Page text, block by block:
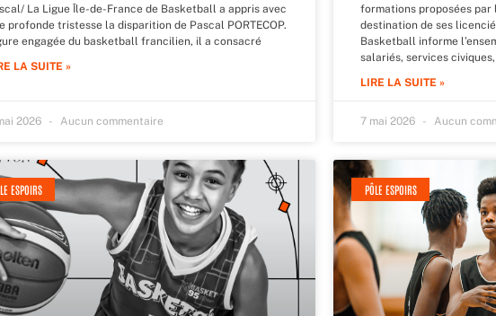
La Ligue Île-de-France de Basketball a appris avec
profonde tristesse la disparition de Pascal PORTECOP.
engagée du basketball francilien, il a consacré
LA SUITE »
2026 Aucun commentaire
formations proposées par
destination de ses
Basketball informe
salariés, services civiques,
LIRE LA SUITE »
7 mai 2026 Aucun
ESPOIRS PÔLE ESPOIRS